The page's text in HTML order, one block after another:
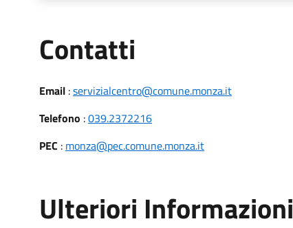
Contatti
Email:servizialcentro@comune.monza.it
Telefono :039.2372216
PEC : monza@pec.comune.monza.it
Ulteriori Informazioni